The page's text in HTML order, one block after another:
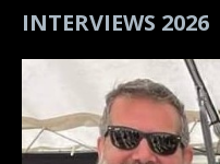
INTERVIEWS 2026